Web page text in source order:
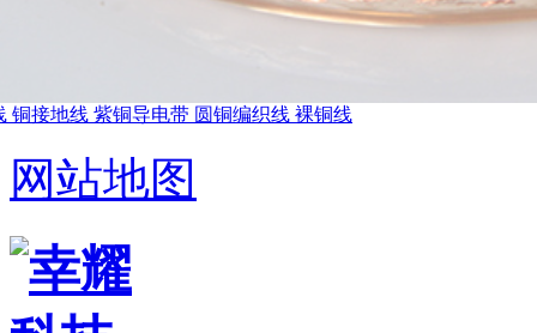
铜接地线 紫铜导电带 圆铜编织线 裸铜线
网站地图